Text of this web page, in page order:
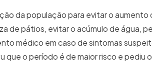
da população para evitar o aumento
de pátios, evitar o acúmulo de água,
médico em caso de sintomas
o período é de maior risco e pediu